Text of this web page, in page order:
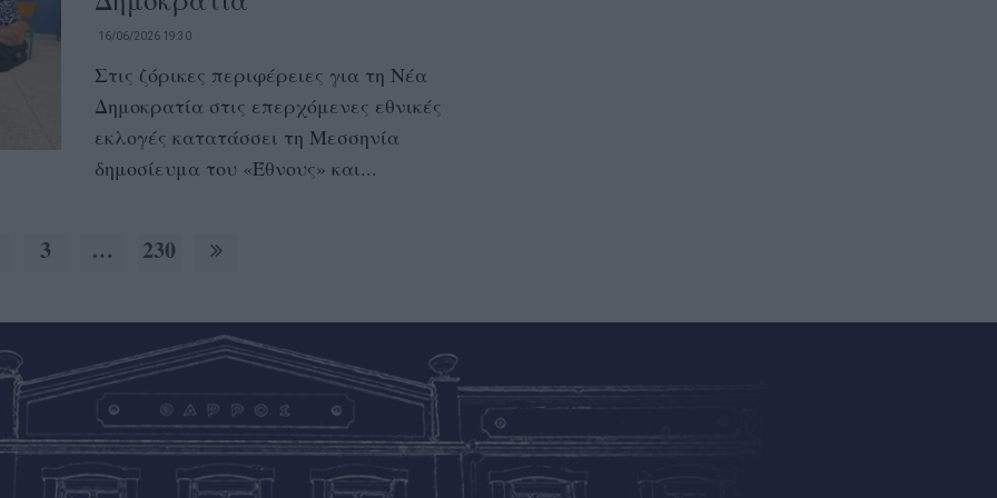
16/06/2026 19:30
Στις ζόρικες περιφέρειες για τη Νέα
Δημοκρατία στις επερχόμενες εθνικές
εκλογές κατατάσσει τη Μεσσηνία
δημοσίευμα του «Έθνους» και...
3 … 230